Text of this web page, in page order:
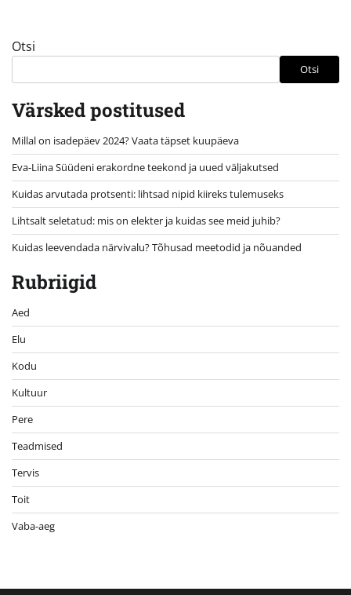
Otsi
Otsi
Värsked postitused
Millal on isadepäev 2024? Vaata täpset kuupäeva
Eva-Liina Süüdeni erakordne teekond ja uued väljakutsed
Kuidas arvutada protsenti: lihtsad nipid kiireks tulemuseks
Lihtsalt seletatud: mis on elekter ja kuidas see meid juhib?
Kuidas leevendada närvivalu? Tõhusad meetodid ja nõuanded
Rubriigid
Aed
Elu
Kodu
Kultuur
Pere
Teadmised
Tervis
Toit
Vaba-aeg